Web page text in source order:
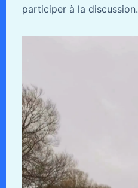
participer à la discussion.